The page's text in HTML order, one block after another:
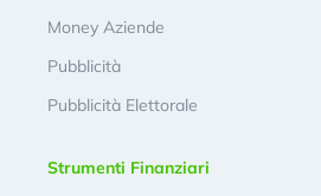
Money Aziende
Pubblicità
Pubblicità Elettorale
Strumenti Finanziari